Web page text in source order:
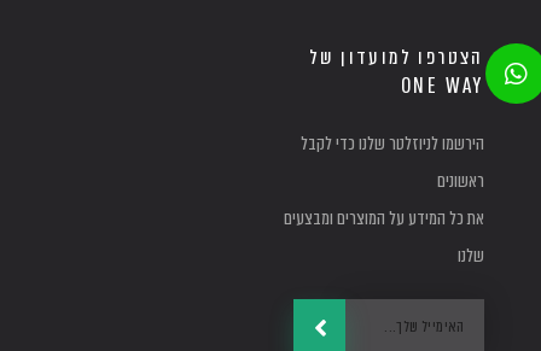
W
h
a
הצטרפו למועדון של
ONE WAY
הירשמו לניוזלטר שלנו כדי לקבל
ראשונים
את כל המידע על המוצרים ומבצעים
שלנו